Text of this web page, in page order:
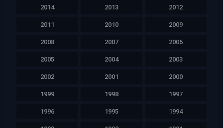
2014 2013 2012
2011 2010 2009
2008 2007 2006
2005 2004 2003
2002 2001 2000
1999 1998 1997
1996 1995 1994